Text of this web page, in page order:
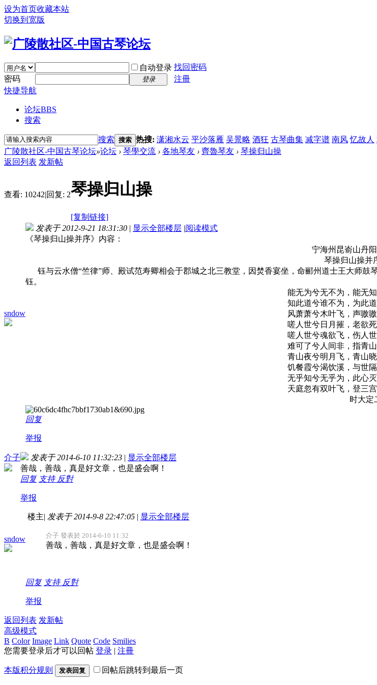
设为首页收藏本站
切换到宽版
自动登录 找回密码
密码
登录
注冊
快捷导航
论坛BBS
搜索
搜索 搜索 热搜: 潇湘水云 平沙落雁 吴景略 酒狂 古琴曲集 减字谱 南风 忆故人
广陵散社区-中国古琴论坛»论坛 › 琴學交流 › 各地琴友 › 齊魯琴友 › 琴操归山操
返回列表 发新帖
查看: 10242|回复: 2琴操归山操
[复制链接]
sndow
发表于 2012-9-21 18:31:30 | 显示全部楼层 |阅读模式
《琴操归山操并序》内容：
宁海州昆嵛山丹
琴操归山操并
钰与云水僧“竺律”师、殿试范寿卿相会于郡城之北三教堂，因焚香宴坐，命郦州道士王大师鼓
钰。
能无为兮无不为，能无知
知此道兮谁不为，为此道
风萧萧兮木叶飞，声嗷嗷
嗟人世兮日月摧，老欲死
嗟人世兮魂欲飞，伤人世
难可了兮人间非，指青山
青山夜兮明月飞，青山晓
饥餐霞兮渴饮溪，与世隔
无乎知兮无乎为，此心灭
天庭忽有双叶飞，登三宫
时大定二十三年
回复
举报
介子 发表于 2014-6-10 11:32:23 | 显示全部楼层
善哉，善哉，真是好文章，也是盛会啊！
回复 支持 反對
举报
sndow
楼主| 发表于 2014-9-8 22:47:05 | 显示全部楼层
介子 發表於 2014-6-10 11:32
善哉，善哉，真是好文章，也是盛会啊！
回复 支持 反對
举报
返回列表 发新帖
高级模式
B Color Image Link Quote Code Smilies
您需要登录后才可以回帖 登录 | 注冊
本版积分规则 发表回复 回帖后跳转到最后一页